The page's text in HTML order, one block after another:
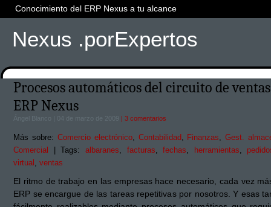
Conocimiento del ERP Nexus a tu alcance
Nexus .porExpertos
Procesos automáticos del circuito de
ERP Nexus
Ángel Blanco | 04 de marzo de 2009 | 3 comentarios
Más sobre: Comercio electrónico, Contabilidad , Finanzas,Gest.
Comercial
| Tags: albaranes, facturas,fechas, herramientas,
virtual , ventas
El ritmo de trabajo en las empresas hace necesario, cada vez
ERP se encargue de las tareas repetitivas por nosotros. Y esas